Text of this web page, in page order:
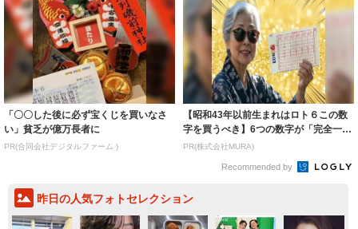
「〇〇した後に必ず宝くじを買いなさ
い」貧乏が億万長者に
PR(合同会社デジタルファーム )
【昭和43年以前生まれはロト６この数
字を買うべき】6つの数字が「完全一
致」する方...
PR(株式会社MURA)
Recommended by
昨日の人気フォトセレクション